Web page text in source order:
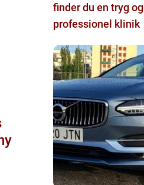
finder du en tryg og
professionel klinik